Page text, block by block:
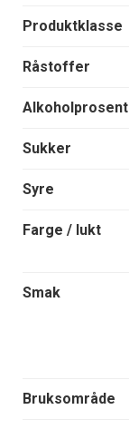
Produktklasse
Råstoffer
Alkoholprosent
Sukker
Syre
Farge / lukt
Smak
Bruksområde